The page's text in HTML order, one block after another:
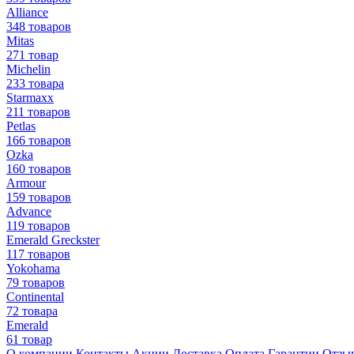
Alliance
348 товаров
Mitas
271 товар
Michelin
233 товара
Starmaxx
211 товаров
Petlas
166 товаров
Ozka
160 товаров
Armour
159 товаров
Advance
119 товаров
Emerald Greckster
117 товаров
Yokohama
79 товаров
Continental
72 товара
Emerald
61 товар